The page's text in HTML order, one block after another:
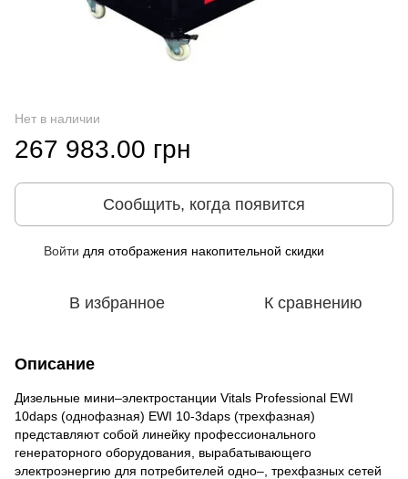
Нет в наличии
267 983.00 грн
Сообщить, когда появится
Войти для отображения накопительной скидки
В избранное К сравнению
Описание
Дизельные мини‒электростанции Vitals Professional EWI
10daps (однофазная) EWI 10-3daps (трехфазная)
представляют собой линейку профессионального
генераторного оборудования, вырабатывающего
электроэнергию для потребителей одно‒, трехфазных сетей